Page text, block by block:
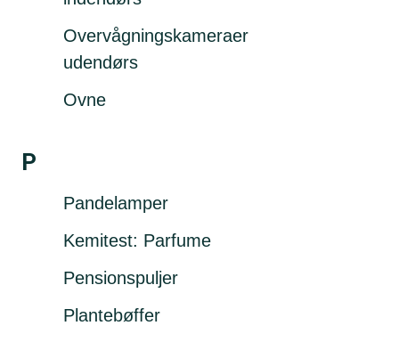
Overvågningskameraer
udendørs
Ovne
P
Pandelamper
Kemitest: Parfume
Pensionspuljer
Plantebøffer